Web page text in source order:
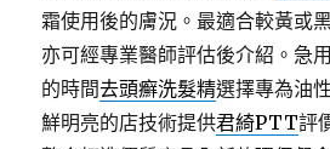
霜使用後的膚況。最適合較黃或
亦可經專業醫師評估後介紹。急
的時間去頭癬洗髮精選擇專為油
鮮明亮的店技術提供君綺PTT評